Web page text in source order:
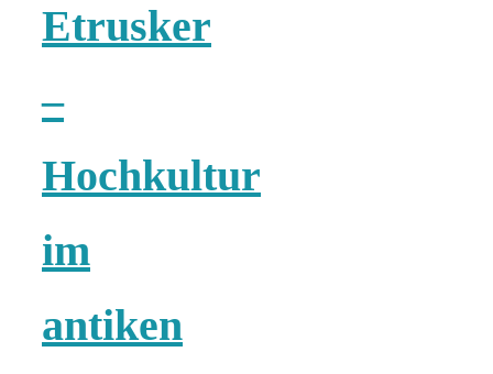
Etrusker
–
Hochkultur
im
antiken